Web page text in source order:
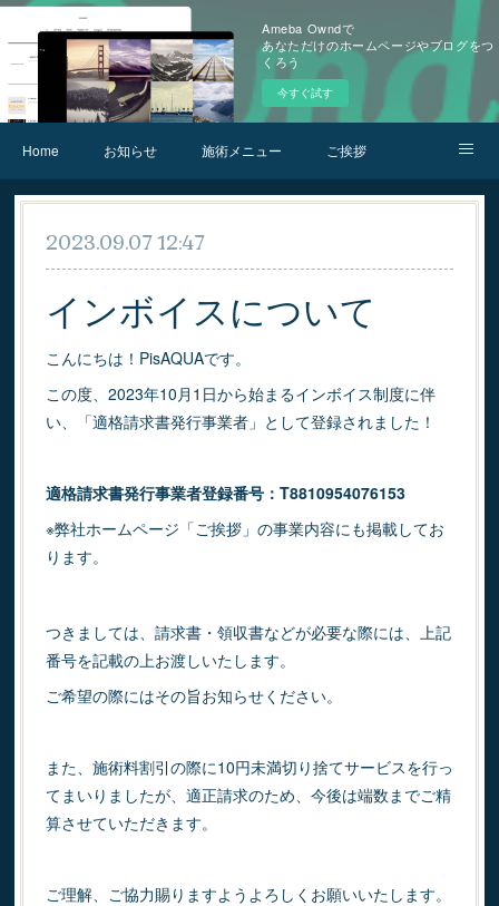
Ameba Owndで
あなただけのホームページやブログをつ
くろう
今すぐ試す
Home お知らせ 施術メニュー ご挨拶
お問合せ アクセス
2023.09.07 12:47
インボイスについて
こんにちは！PisAQUAです。
この度、2023年10月1日から始まるインボイス制度に伴
い、「適格請求書発行事業者」として登録されました！
適格請求書発行事業者登録番号：T8810954076153
※弊社ホームページ「ご挨拶」の事業内容にも掲載してお
ります。
つきましては、請求書・領収書などが必要な際には、上記
番号を記載の上お渡しいたします。
ご希望の際にはその旨お知らせください。
また、施術料割引の際に10円未満切り捨てサービスを行っ
てまいりましたが、適正請求のため、今後は端数までご精
算させていただきます。
ご理解、ご協力賜りますようよろしくお願いいたします。